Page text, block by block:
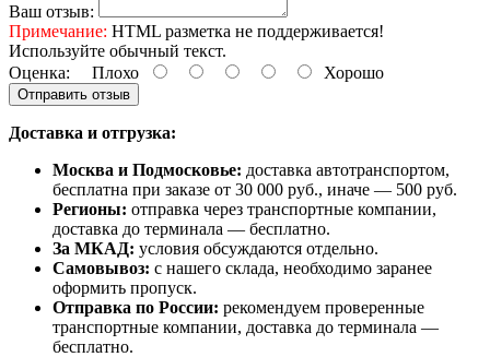
Ваш отзыв:
Примечание: HTML разметка не поддерживается!
Используйте обычный текст.
Оценка: Плохо Хорошо
Отправить отзыв
Доставка и отгрузка:
Москва и Подмосковье: доставка автотранспортом,
бесплатна при заказе от 30 000 руб., иначе — 500 руб.
Регионы: отправка через транспортные компании,
доставка до терминала — бесплатно.
За МКАД: условия обсуждаются отдельно.
Самовывоз: с нашего склада, необходимо заранее
оформить пропуск.
Отправка по России: рекомендуем проверенные
транспортные компании, доставка до терминала —
бесплатно.